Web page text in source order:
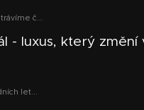
č...
- luxus, který změní
let...